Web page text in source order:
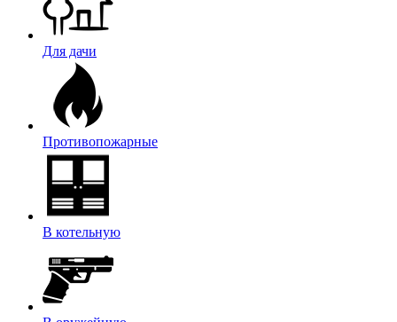
Для дачи
Противопожарные
В котельную